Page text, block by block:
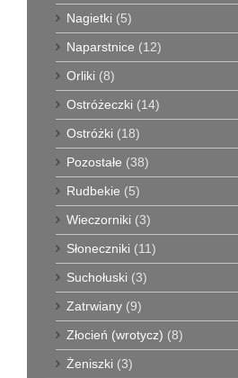
Nagietki (5)
Naparstnice (12)
Orliki (8)
Ostróżeczki (14)
Ostróżki (18)
Pozostałe (38)
Rudbekie (5)
Wieczorniki (3)
Słoneczniki (11)
Suchołuski (3)
Zatrwiany (9)
Złocień (wrotycz) (8)
Żeniszki (3)